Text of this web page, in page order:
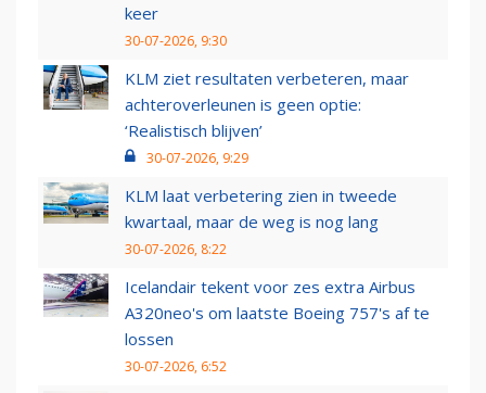
keer
30-07-2026, 9:30
KLM ziet resultaten verbeteren, maar
achteroverleunen is geen optie:
‘Realistisch blijven’
30-07-2026, 9:29
KLM laat verbetering zien in tweede
kwartaal, maar de weg is nog lang
30-07-2026, 8:22
Icelandair tekent voor zes extra Airbus
A320neo's om laatste Boeing 757's af te
lossen
30-07-2026, 6:52